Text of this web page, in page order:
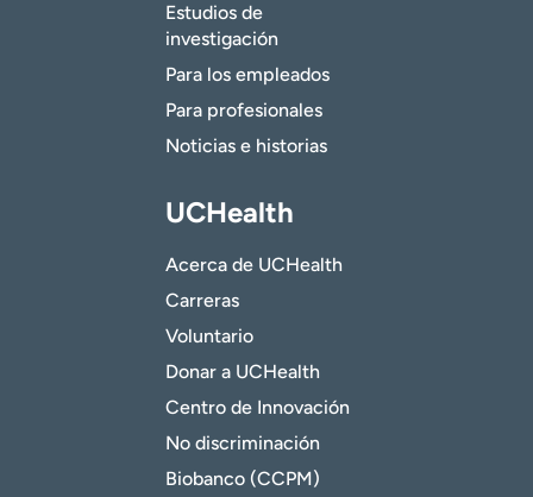
Estudios de
investigación
Para los empleados
Para profesionales
Noticias e historias
UCHealth
Acerca de UCHealth
Carreras
Voluntario
Donar a UCHealth
Centro de Innovación
No discriminación
Biobanco (CCPM)